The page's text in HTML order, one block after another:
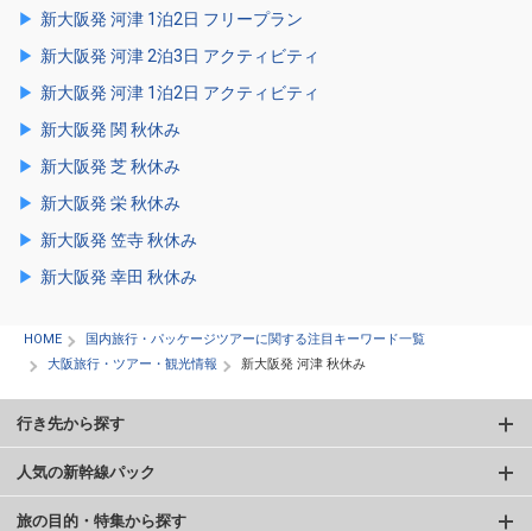
新大阪発 河津 1泊2日 フリープラン
新大阪発 河津 2泊3日 アクティビティ
新大阪発 河津 1泊2日 アクティビティ
新大阪発 関 秋休み
新大阪発 芝 秋休み
新大阪発 栄 秋休み
新大阪発 笠寺 秋休み
新大阪発 幸田 秋休み
HOME
国内旅行・パッケージツアーに関する注目キーワード一覧
大阪旅行・ツアー・観光情報
新大阪発 河津 秋休み
行き先から探す
人気の新幹線パック
旅の目的・特集から探す